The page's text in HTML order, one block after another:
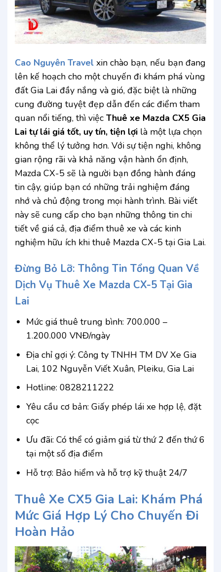
Cao Nguyên Travel xin chào bạn, nếu bạn đang
lên kế hoạch cho một chuyến đi khám phá vùng
đất Gia Lai đầy nắng và gió, đặc biệt là những
cung đường tuyệt đẹp dẫn đến các điểm tham
quan nổi tiếng, thì việc Thuê xe Mazda CX5 Gia
Lai tự lái giá tốt, uy tín, tiện lợi là một lựa chọn
không thể lý tưởng hơn. Với sự tiện nghi, không
gian rộng rãi và khả năng vận hành ổn định,
Mazda CX-5 sẽ là người bạn đồng hành đáng
tin cậy, giúp bạn có những trải nghiệm đáng
nhớ và chủ động trong mọi hành trình. Bài viết
này sẽ cung cấp cho bạn những thông tin chi
tiết về giá cả, địa điểm thuê xe và các kinh
nghiệm hữu ích khi thuê Mazda CX-5 tại Gia Lai.
Đừng Bỏ Lỡ: Thông Tin Tổng Quan Về
Dịch Vụ Thuê Xe Mazda CX-5 Tại Gia
Lai
Mức giá thuê trung bình: 700.000 –
1.200.000 VNĐ/ngày
Địa chỉ gợi ý: Công ty TNHH TM DV Xe Gia
Lai, 102 Nguyễn Viết Xuân, Pleiku, Gia Lai
Hotline: 0828211222
Yêu cầu cơ bản: Giấy phép lái xe hợp lệ, đặt
cọc
Ưu đãi: Có thể có giảm giá từ thứ 2 đến thứ 6
tại một số địa điểm
Hỗ trợ: Bảo hiểm và hỗ trợ kỹ thuật 24/7
Thuê Xe CX5 Gia Lai: Khám Phá
Mức Giá Hợp Lý Cho Chuyến Đi
Hoàn Hảo